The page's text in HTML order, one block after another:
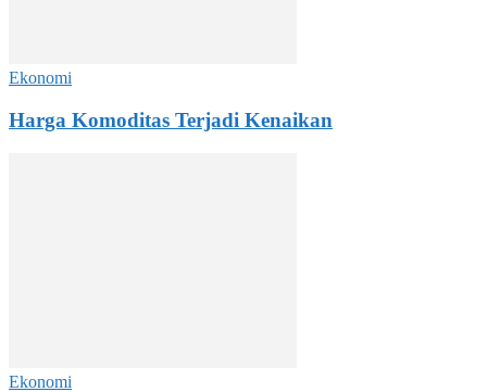
Ekonomi
Harga Komoditas Terjadi Kenaikan
Ekonomi